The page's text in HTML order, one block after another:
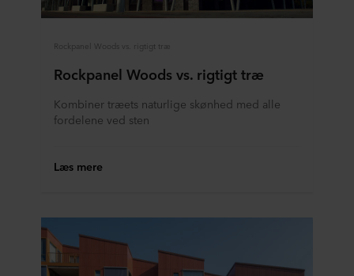
Rockpanel Woods vs. rigtigt træ
Rockpanel Woods vs. rigtigt træ
Kombiner træets naturlige skønhed med alle
fordelene ved sten
Læs mere